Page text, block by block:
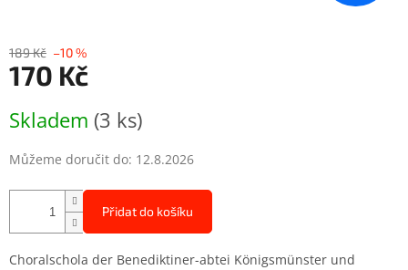
189 Kč –10 %
170 Kč
cena:
Skladem (3 ks)
Můžeme doručit do: 12.8.2026
Přidat do košíku
Choralschola der Benediktiner-abtei Königsmünster und